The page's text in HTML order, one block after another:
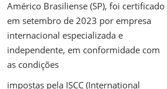
Américo Brasiliense (SP), foi certificado
em setembro de 2023 por empresa
internacional especializada e
independente, em conformidade com
as condições
impostas pela ISCC (International